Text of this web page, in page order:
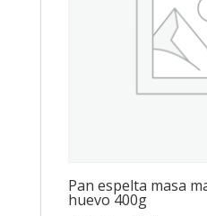
Pan espelta masa
huevo 400g